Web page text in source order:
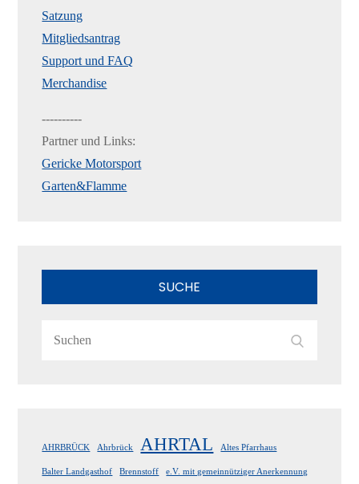
Satzung
Mitgliedsantrag
Support und FAQ
Merchandise
----------
Partner und Links:
Gericke Motorsport
Garten&Flamme
SUCHE
AHRBRÜCK Ahrbrück AHRTAL Altes Pfarrhaus
Balter Landgasthof Brennstoff e.V. mit gemeinnütziger Anerkennung